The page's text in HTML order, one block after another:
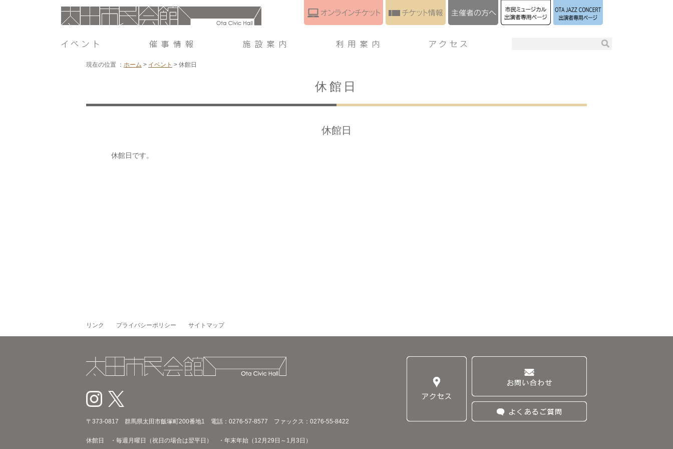
現在の位置 ： ホーム > イベント > 休館日
休館日
休館日
休館日です。
リンク プライバシーポリシー サイトマップ
〒373‐0817 群馬県太田市飯塚町200番地1 電話：0276-57-8577 ファックス：0276-55-8422
休館日 ・毎週月曜日（祝日の場合は翌平日） ・年末年始（12月29日～1月3日）